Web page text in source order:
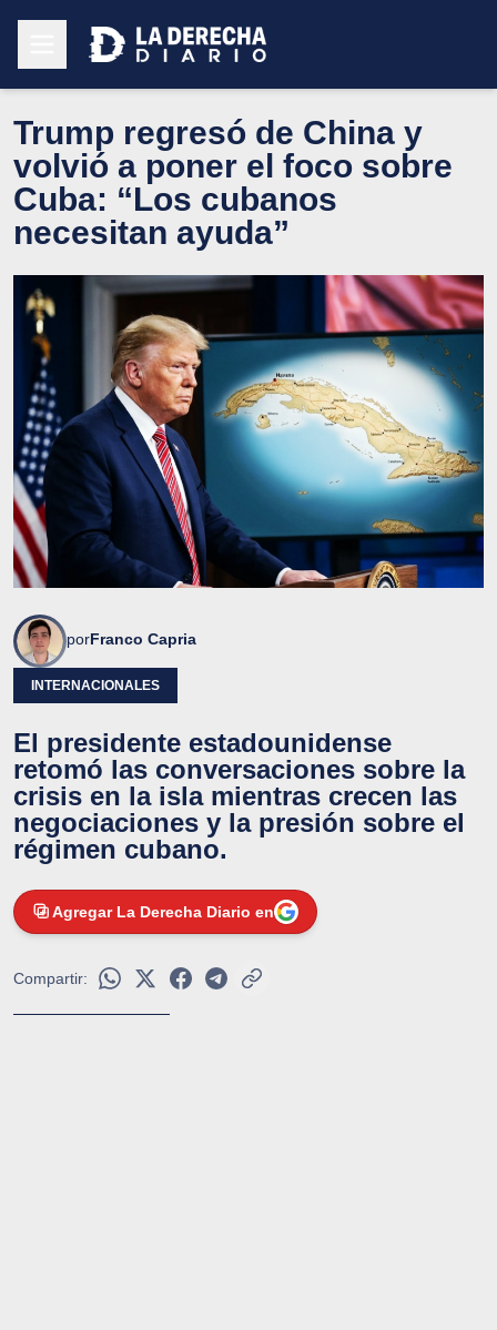
Trump regresó de China y
volvió a poner el foco sobre
Cuba: “Los cubanos
necesitan ayuda”
porFranco Capria
INTERNACIONALES
El presidente estadounidense
retomó las conversaciones sobre la
crisis en la isla mientras crecen las
negociaciones y la presión sobre el
régimen cubano.
Agregar La Derecha Diario en
Compartir: